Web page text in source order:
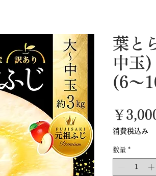
葉と
中玉)
(6〜
￥
消費税込み
数量 *